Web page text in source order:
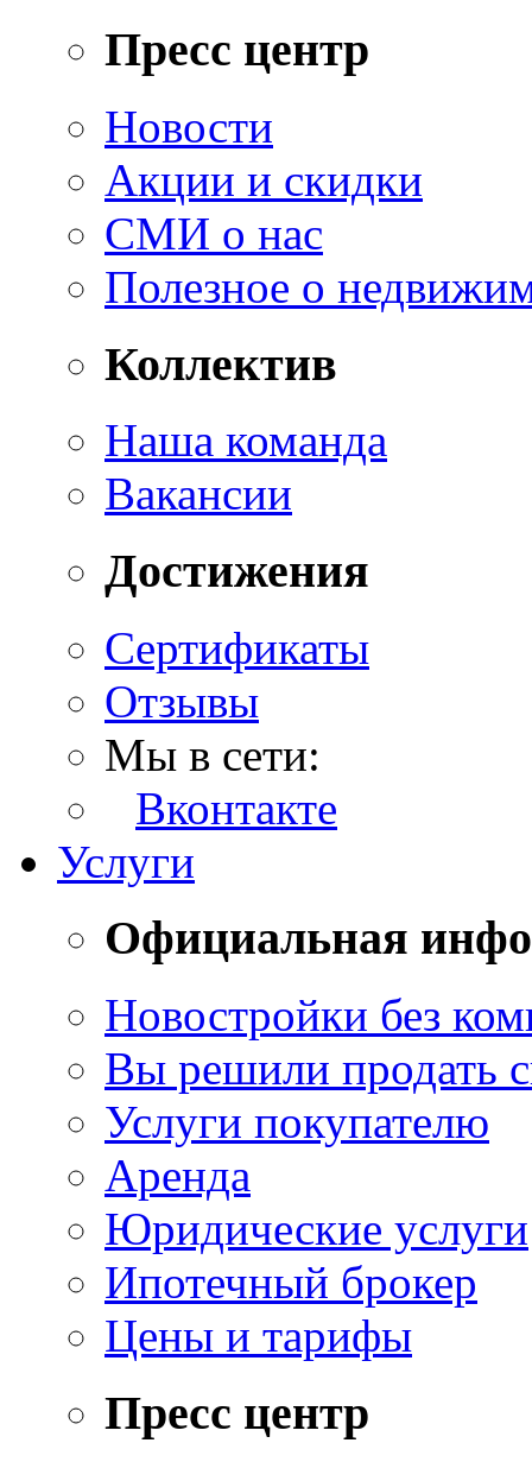
Пресс центр
Новости
Акции и скидки
СМИ о нас
Полезное о
Коллектив
Наша команда
Вакансии
Достижения
Сертификаты
Отзывы
Мы в сети:
Вконтакте
Услуги
Официальная
Новостройки без
Вы решили продать
Услуги покупателю
Аренда
Юридические услуги
Ипотечный брокер
Цены и тарифы
Пресс центр